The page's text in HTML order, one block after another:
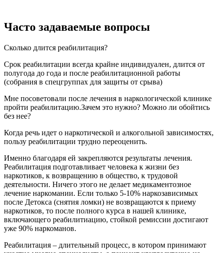
Часто задаваемые вопросы
Сколько длится реабилитация?
Срок реабилитации всегда крайне индивидуален, длится от
полугода до года и после реабилитационной работы
(собрания в спецгруппах для защиты от срыва)
Мне посоветовали после лечения в наркологической клинике
пройти реабилитацию.Зачем это нужно? Можно ли обойтись
без нее?
Когда речь идет о наркотической и алкогольной зависимостях,
пользу реабилитации трудно переоценить.
Именно благодаря ей закрепляются результаты лечения.
Реабилитация подготавливает человека к жизни без
наркотиков, к возвращению в общество, к трудовой
деятельности. Ничего этого не делает медикаментозное
лечение наркомании. Если только 5-10% наркозависимых
после Детокса (снятия ломки) не возвращаются к приему
наркотиков, то после полного курса в нашей клинике,
включающего реабилитиацию, стойкой ремиссии достигают
уже 90% наркоманов.
Реабилитация – длительный процесс, в котором принимают